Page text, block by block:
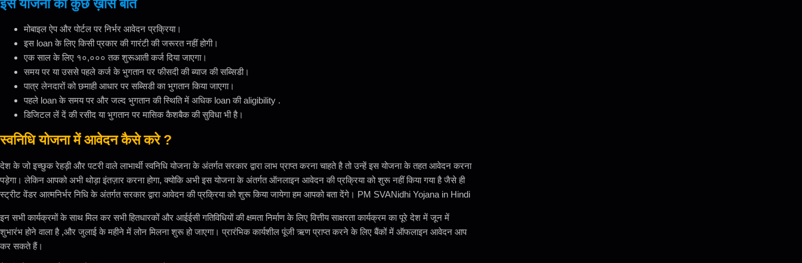
इस योजना की कुछ ख़ास बातें
मोबाइल ऐप और पोर्टल पर निर्भर आवेदन प्रक्रिया।
इस loan के लिए किसी प्रकार की गारंटी की जरूरत नहीं होगी।
एक साल के लिए १०,००० तक शुरूआती कर्ज दिया जाएगा।
समय पर या उससे पहले कर्ज के भुगतान पर फीसदी की ब्याज की सब्सिडी।
पात्र लेनदारों को छमाही आधार पर सब्सिडी का भुगतान किया जाएगा।
पहले loan के समय पर और जल्द भुगतान की स्थिति में अधिक loan की aligibility .
डिजिटल लें दें की रसीद या भुगतान पर मासिक कैशबैक की सुविधा भी है।
स्वनिधि योजना में आवेदन कैसे करे ?
देश के जो इच्छुक रेहड़ी और पटरी वाले लाभार्थी स्वनिधि योजना के अंतर्गत सरकार द्वारा लाभ प्राप्त करना चाहते है तो उन्हें इस योजना के तहत आवेदन करना
पड़ेगा। लेकिन आपको अभी थोड़ा इंतज़ार करना होगा, क्योकि अभी इस योजना के अंतर्गत ऑनलाइन आवेदन की प्रक्रिया को शुरू नहीं किया गया है जैसे ही
स्ट्रीट वेंडर आत्मनिर्भर निधि के अंतर्गत सरकार द्वारा आवेदन की प्रक्रिया को शुरू किया जायेगा हम आपको बता देंगे। PM SVANidhi Yojana in Hindi
इन सभी कार्यक्रमों के साथ मिल कर सभी हितधारकों और आईईसी गतिविधियों की क्षमता निर्माण के लिए वित्तीय साक्षरता कार्यक्रम का पूरे देश में जून में
शुभारंभ होने वाला है ,और जुलाई के महीने में लोन मिलना शुरू हो जाएगा। प्रारंभिक कार्यशील पूंजी ऋण प्राप्त करने के लिए बैंकों में ऑफलाइन आवेदन आप
कर सकते हैं।